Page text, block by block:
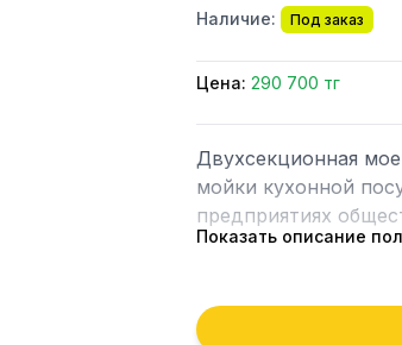
Наличие:
Под заказ
Цена: 290 700 тг
Двухсекционная
мойки кухонной
предприятиях
– Устойчивость к
Показать описание